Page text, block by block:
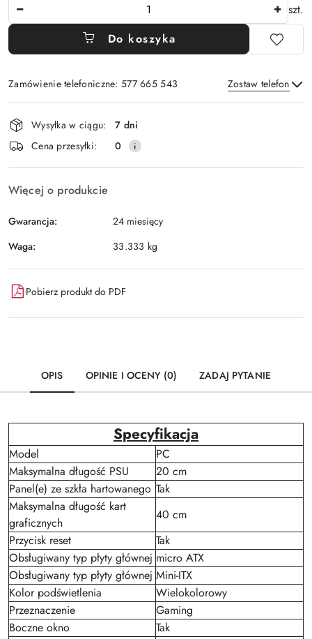
szt.
Do koszyka
Zamówienie telefoniczne: 577 665 543 Zostaw telefon
Wyślij
Dostępność
i
dostawa
Wysyłka w ciągu:
7 dni
Cena przesyłki:
0
Więcej o produkcie
Gwarancja:
24 miesięcy
Waga:
33.333 kg
Pobierz produkt do PDF
OPIS OPINIE I OCENY (0) ZADAJ PYTANIE
Specyfikacja
Model
PC
Maksymalna długość PSU
20 cm
Panel(e) ze szkła hartowanego Tak
Maksymalna długość kart
graficznych
40 cm
Przycisk reset
Tak
Obsługiwany typ płyty głównej micro ATX
Obsługiwany typ płyty głównej Mini-ITX
Kolor podświetlenia
Wielokolorowy
Przeznaczenie
Gaming
Boczne okno
Tak